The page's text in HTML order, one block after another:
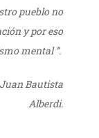
pueblo no
y por eso
mental ”.
Juan Bautista
Alberdi.